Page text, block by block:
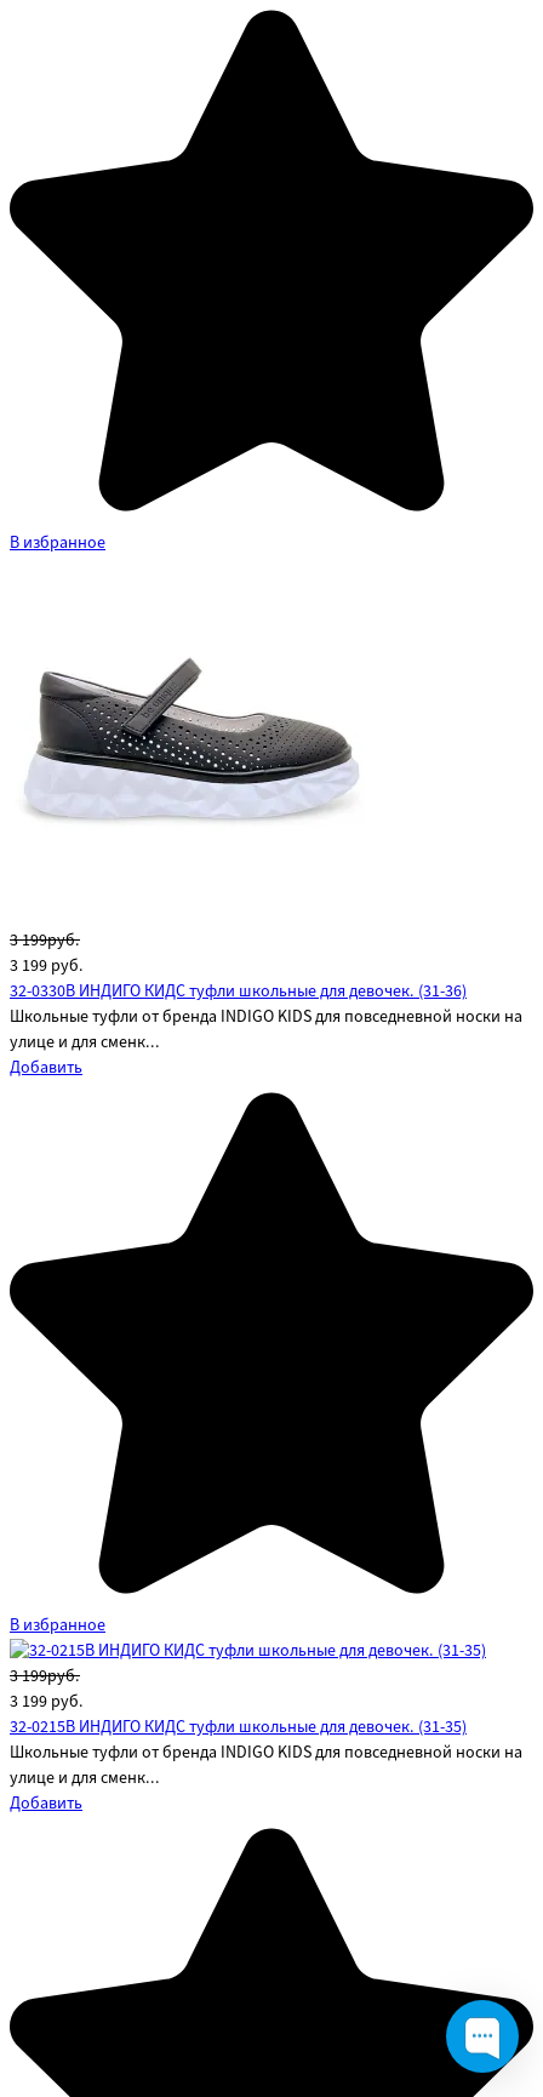
В избранное
3 199руб.
3 199 руб.
32-0330B ИНДИГО КИДС туфли школьные для девочек. (31-36)
Школьные туфли от бренда INDIGO KIDS для повседневной носки на
улице и для сменк...
Добавить
В избранное
3 199руб.
3 199 руб.
32-0215B ИНДИГО КИДС туфли школьные для девочек. (31-35)
Школьные туфли от бренда INDIGO KIDS для повседневной носки на
улице и для сменк...
Добавить